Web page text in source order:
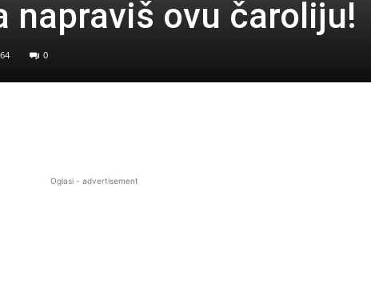
napraviš ovu čaroliju!
0
Oglasi - advertisement